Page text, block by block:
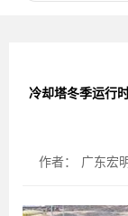
冷却塔冬季运行
作者： 广东宏